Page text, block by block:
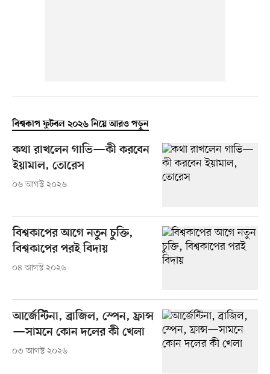
বিশ্বকাপ ফুটবল ২০২৬ নিয়ে আরও পড়ুন
কথা রাখলেন গাভি—কী করবেন
ইয়ামাল, তোরেস
০৬ আগস্ট ২০২৬
বিশ্বকাপের আগে নতুন চুক্তি,
বিশ্বকাপের পরই বিদায়
০৪ আগস্ট ২০২৬
আর্জেন্টিনা, ব্রাজিল, স্পেন, ফ্রান্স
—সামনে কোন দলের কী খেলা
০৩ আগস্ট ২০২৬